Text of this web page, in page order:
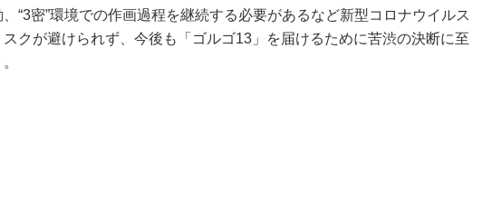
“3密”環境での作画過程を継続する必要があるなど新型コロナウイルス
クが避けられず、今後も「ゴルゴ13」を届けるために苦渋の決断に至